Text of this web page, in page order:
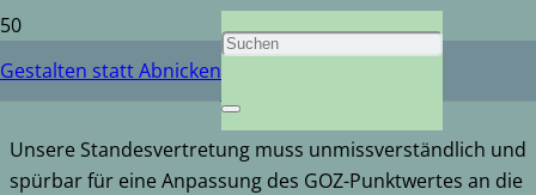
Gestalten statt Abnicken
Abrechnung
Unsere Standesvertretung muss unmissverständlich und
spürbar für eine Anpassung des GOZ-Punktwertes an die